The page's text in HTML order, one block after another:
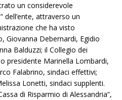
un considerevole
dell’ente, attraverso un
che ha visto
Giovanna Debernardi, Egidio
Balduzzi; il Collegio dei
presidente Marinella Lombardi,
Falabrino, sindaci effettivi;
Lonetti, sindaci supplenti.
di Risparmio di Alessandria“,